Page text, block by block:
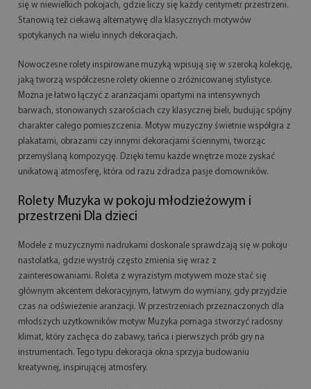
się w niewielkich pokojach, gdzie liczy się każdy centymetr przestrzeni.
Stanowią też ciekawą alternatywę dla klasycznych motywów
spotykanych na wielu innych dekoracjach.
Nowoczesne rolety inspirowane muzyką wpisują się w szeroką kolekcję,
jaką tworzą współczesne rolety okienne o zróżnicowanej stylistyce.
Można je łatwo łączyć z aranżacjami opartymi na intensywnych
barwach, stonowanych szarościach czy klasycznej bieli, budując spójny
charakter całego pomieszczenia. Motyw muzyczny świetnie współgra z
plakatami, obrazami czy innymi dekoracjami ściennymi, tworząc
przemyślaną kompozycję. Dzięki temu każde wnętrze może zyskać
unikatową atmosferę, która od razu zdradza pasje domowników.
Rolety Muzyka w pokoju młodzieżowym i
przestrzeni Dla dzieci
Modele z muzycznymi nadrukami doskonale sprawdzają się w pokoju
nastolatka, gdzie wystrój często zmienia się wraz z
zainteresowaniami. Roleta z wyrazistym motywem może stać się
głównym akcentem dekoracyjnym, łatwym do wymiany, gdy przyjdzie
czas na odświeżenie aranżacji. W przestrzeniach przeznaczonych dla
młodszych użytkowników motyw Muzyka pomaga stworzyć radosny
klimat, który zachęca do zabawy, tańca i pierwszych prób gry na
instrumentach. Tego typu dekoracja okna sprzyja budowaniu
kreatywnej, inspirującej atmosfery.